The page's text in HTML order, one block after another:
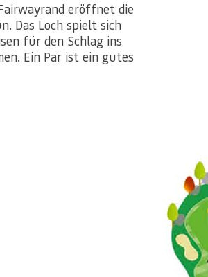
eröffnet die
Das Loch spielt sich
für den Schlag ins
Ein Par ist ein gutes